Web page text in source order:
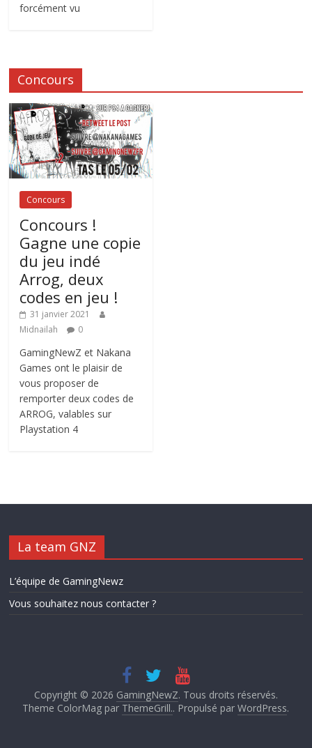
forcément vu
Concours
Concours
Concours !
Gagne une copie
du jeu indé
Arrog, deux
codes en jeu !
31 janvier 2021
Midnailah
0
GamingNewZ et Nakana
Games ont le plaisir de
vous proposer de
remporter deux codes de
ARROG, valables sur
Playstation 4
La team GNZ
L’équipe de GamingNewz
Vous souhaitez nous contacter ?
Copyright © 2026 GamingNewZ. Tous droits réservés.
Theme ColorMag par ThemeGrill.. Propulsé parWordPress.